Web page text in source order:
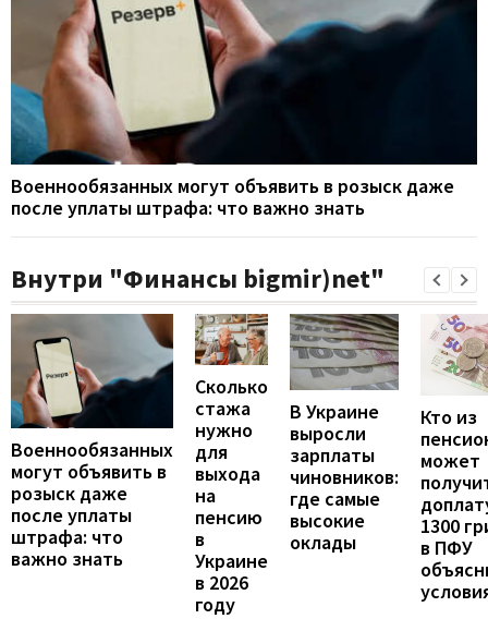
Военнообязанных могут объявить в розыск даже
после уплаты штрафа: что важно знать
Внутри "Финансы bigmir)net"
Военнообязанных
могут объявить в
розыск даже
после уплаты
штрафа: что
важно знать
Сколько
стажа
нужно
для
выхода
на
пенсию
в
Украине
в 2026
году
В Украине
выросли
зарплаты
чиновников:
где самые
высокие
оклады
Кто из
может
1300
в ПФУ